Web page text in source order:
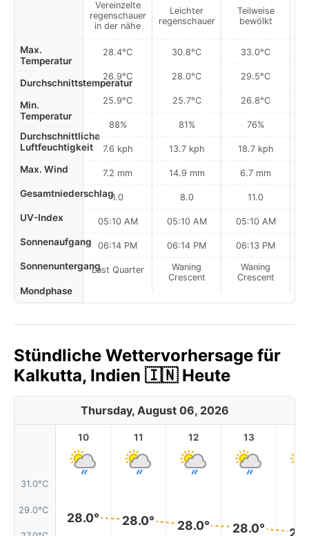
Max.
Temperatur
Durchschnittstemperatur
Min.
Temperatur
Durchschnittliche
Luftfeuchtigkeit
Max. Wind
Gesamtniederschlag
UV-Index
Sonnenaufgang
Sonnenuntergang
Mondphase
Vereinzelte
regenschauer
in der nähe
28.4°C
26.9°C
25.9°C
88%
7.6 kph
7.2 mm
1.0
05:10 AM
06:14 PM
Last Quarter
Leichter
regenschauer
30.8°C
28.0°C
25.7°C
81%
13.7 kph
14.9 mm
8.0
05:10 AM
06:14 PM
Waning
Crescent
Teilweise
bewölkt
33.0°C
29.5°C
26.8°C
76%
18.7 kph
6.7 mm
11.0
05:10 AM
06:13 PM
Waning
Crescent
Stündliche Wettervorhersage für
Kalkutta, Indien 🇮🇳 Heute
Thursday, August 06, 2026
31.0°C
29.0°C
10
28.0°
11
28.0°
12
28.0°
13
28.0°